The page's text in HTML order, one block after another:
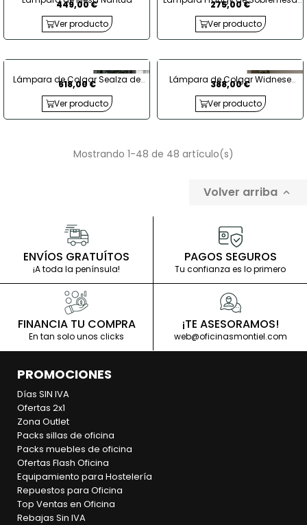
449,00 €
Ver producto
Ø30 cm.
275,00 €
Ver producto
Lámpara de Colgar Sealza de
Metal Negro
618,00 €
Ver producto
Lámpara de Colgar Widnese
Ratán Marrón
388,00 €
Ver producto
Mostrando 1-48 de 48 artículo(s)
Volver arriba 
ENVÍOS GRATUÍTOS
¡A toda la península!
PAGOS SEGUROS
Tu confianza es lo primero
FINANCIA TU COMPRA
En tan solo unos clicks
¡TE ASESORAMOS!
web@oficinasmontiel.com
PROMOCIONES
Días SIN IVA
Ofertas 2x1
Zona Outlet
Packs sillas de oficina
Packs muebles de oficina
Ofertas Flash Oficina
Equipamiento para Hostelería
Repuestos para Oficina
Top Ventas en Oficina
Rebajas Sin IVA